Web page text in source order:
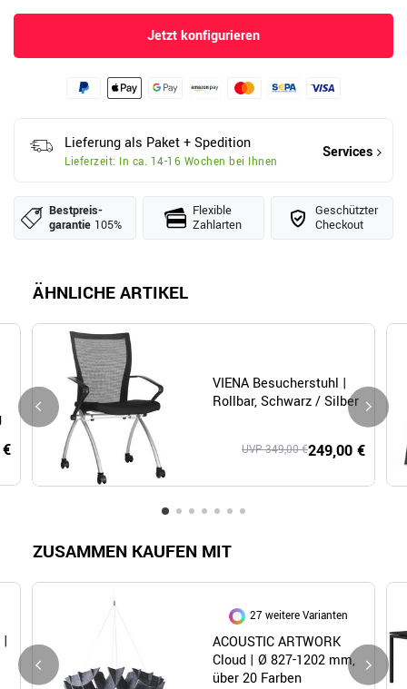
Jetzt konfigurieren
Lieferung als Paket + Spedition
Lieferzeit: In ca. 14-16 Wochen bei Ihnen
Services
Bestpreis­
garantie 105%
Flexible
Zahlarten
Geschützter
Checkout
ÄHNLICHE ARTIKEL
VIENA Besucherstuhl |
Rollbar, Schwarz / Silber
249,00 €
UVP 349,00 €
ZUSAMMEN KAUFEN MIT
|
27 weitere Varianten
ACOUSTIC ARTWORK
Cloud | Ø 827-1202 mm,
über 20 Farben